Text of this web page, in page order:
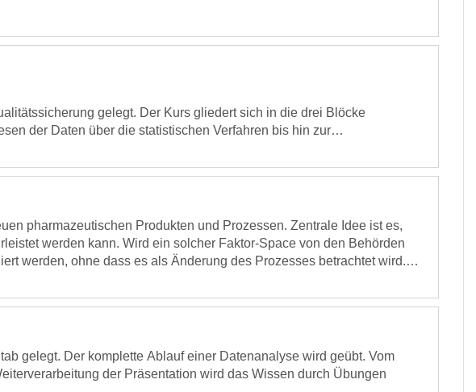
von Beispielen für Zuverlässigkeitsanalysen veranschaulicht.
gelegt. Der Kurs gliedert sich in die drei Blöcke
der Daten über die statistischen Verfahren bis hin zur
"richtigen" Einsatz der statistischen Verfahren.
pharmazeutischen Produkten und Prozessen. Zentrale Idee ist es,
werden kann. Wird ein solcher Faktor-Space von den Behörden
werden, ohne dass es als Änderung des Prozesses betrachtet wird.
dar. Lernen Sie welche Fragen Sie wann und mit welchen
gelegt. Der komplette Ablauf einer Datenanalyse wird geübt. Vom
der Präsentation wird das Wissen durch Übungen